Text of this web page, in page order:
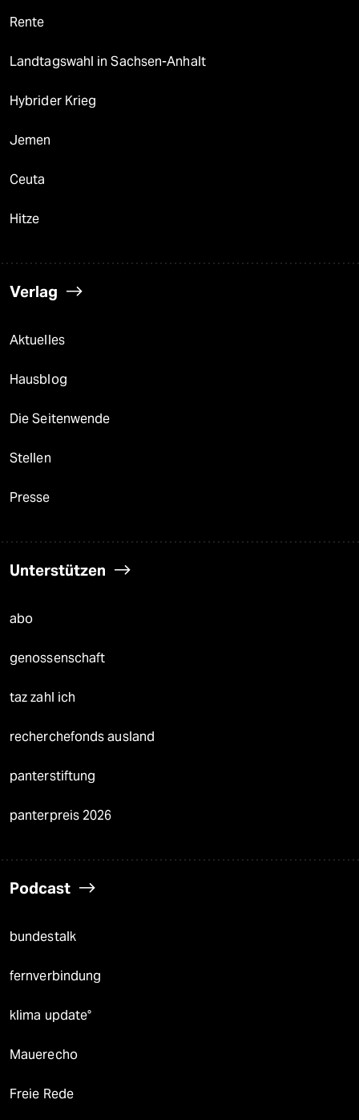
Rente
Landtagswahl in Sachsen-Anhalt
Hybrider Krieg
Jemen
Ceuta
Hitze
Verlag
Aktuelles
Hausblog
Die Seitenwende
Stellen
Presse
Unterstützen
abo
genossenschaft
taz zahl ich
recherchefonds ausland
panterstiftung
panterpreis 2026
Podcast
bundestalk
fernverbindung
klima update°
Mauerecho
Freie Rede